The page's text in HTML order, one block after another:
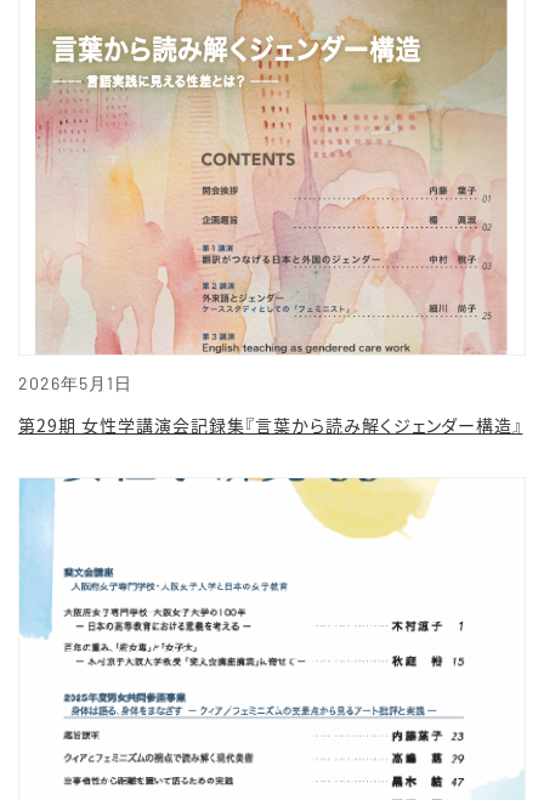
2026年5月1日
第29期 女性学講演会記録集『言葉から読み解くジェンダー構造』